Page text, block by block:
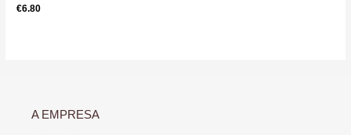
Avaliação
0
€6.80
A EMPRESA